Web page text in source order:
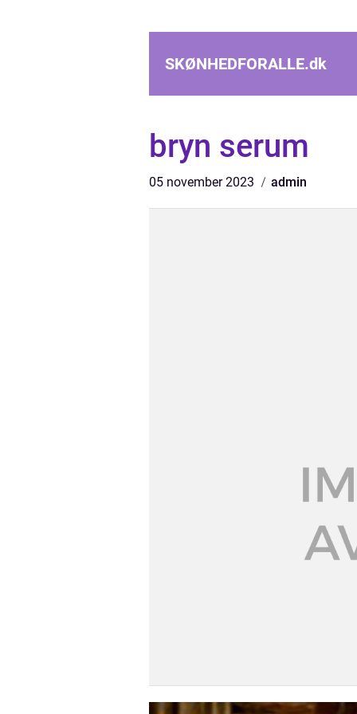
SKØNHEDFORALLE.dk
bryn serum
05 november 2023 admin